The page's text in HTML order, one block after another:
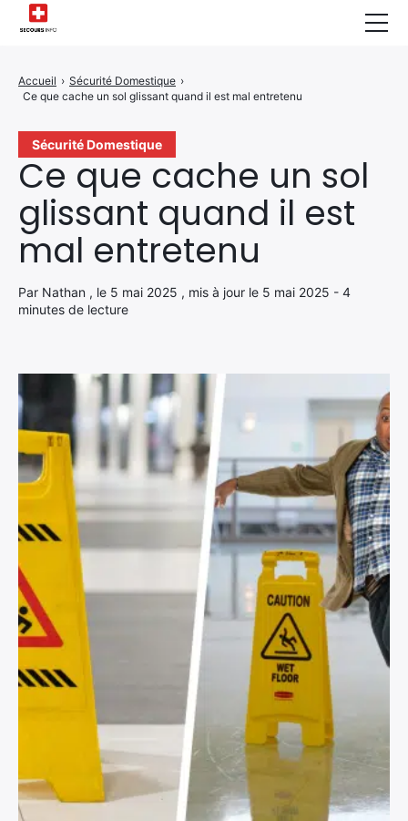
Sécurité Domestique
Ce que cache un sol
glissant quand il est
mal entretenu
Par Nathan , le 5 mai 2025 , mis à jour le 5 mai 2025 - 4
minutes de lecture
Accueil › Sécurité Domestique ›
Ce que cache un sol glissant quand il est mal entretenu
Infos & Conseils
Actualités des Secours
Santé & Bien-être
A propos de Nous
Contactez-nous
Politique de Confidentialité